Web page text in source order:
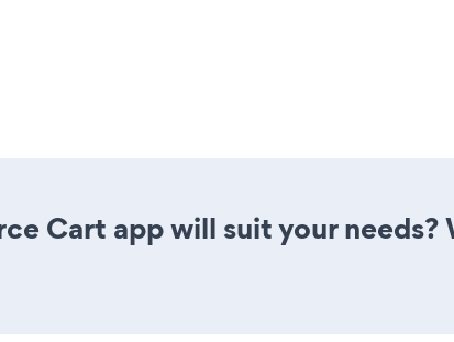
Cart app will suit your needs?